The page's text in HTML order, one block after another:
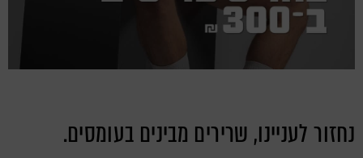
נחזור לעניינו, שרירים מבינים בעומסים.